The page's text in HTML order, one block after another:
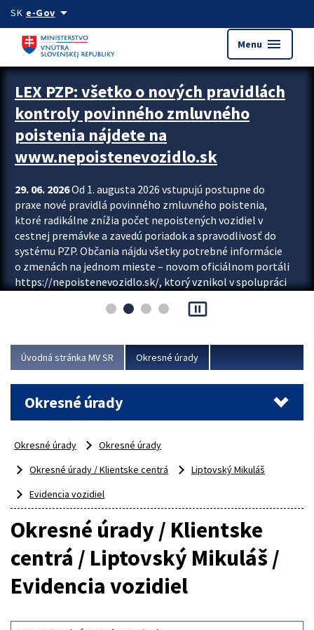
Preskocit na hlavný obsah
SK e-Govarrow_drop_down
Menu menu
Zastavit automatický posun upútavok
LEX PZP: všetko o nových pravidlách
kontroly povinného zmluvného
poistenia nájdete na
www.nepoistenevozidlo.sk
29. 06. 2026Od 1. augusta 2026 vstupujú postupne do
praxe nové pravidlá povinného zmluvného poistenia,
ktoré radikálne znížia počet nepoistených vozidiel v
cestnej premávke a zavedú poriadok a spravodlivosť do
systému PZP. Občania nájdu všetky potrebné informácie
o zmenách na jednom mieste – novom oficiálnom portáli
https://nepoistenevozidlo.sk/, ktorý vznikol v spolupráci
asociácie poisťovní (SLASPO) a Ministerstva vnútra SR.
Viac
pause_presentation
Úvodná stránka MV SR Okresné úrady
Okresné úrady
Okresné úrady
Okresné úrady
Okresné úrady / Klientske centrá
Liptovský Mikuláš
Evidencia vozidiel
Okresné úrady / Klientske
centrá / Liptovský Mikuláš /
Evidencia vozidiel